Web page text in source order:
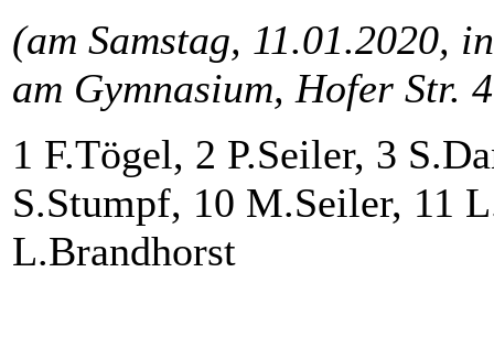
(am Samstag, 11.01.2020,
am Gymnasium, Hofer Str.
1 F.Tögel, 2 P.Seiler, 3
S.Stumpf, 10 M.Seiler, 11
L.Brandhorst